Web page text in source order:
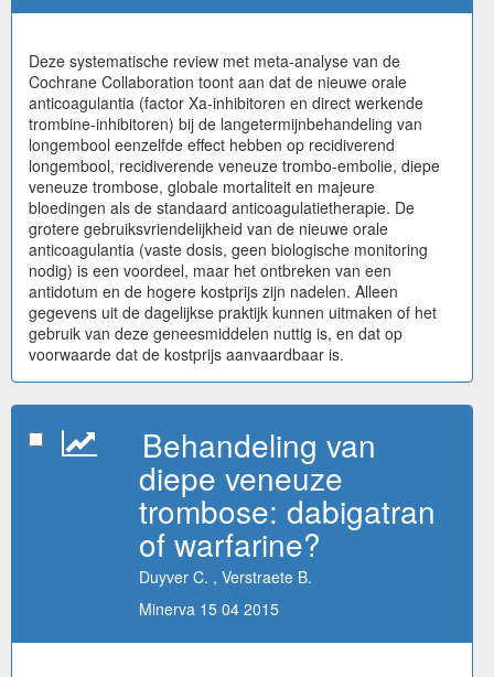
Deze systematische review met meta-analyse van de
Cochrane Collaboration toont aan dat de nieuwe orale
anticoagulantia (factor Xa-inhibitoren en direct werkende
trombine-inhibitoren) bij de langetermijnbehandeling van
longembool eenzelfde effect hebben op recidiverend
longembool, recidiverende veneuze trombo-embolie, diepe
veneuze trombose, globale mortaliteit en majeure
bloedingen als de standaard anticoagulatietherapie. De
grotere gebruiksvriendelijkheid van de nieuwe orale
anticoagulantia (vaste dosis, geen biologische monitoring
nodig) is een voordeel, maar het ontbreken van een
antidotum en de hogere kostprijs zijn nadelen. Alleen
gegevens uit de dagelijkse praktijk kunnen uitmaken of het
gebruik van deze geneesmiddelen nuttig is, en dat op
voorwaarde dat de kostprijs aanvaardbaar is.
Behandeling van
diepe veneuze
trombose: dabigatran
of warfarine?
Duyver C. , Verstraete B.
Minerva 15 04 2015